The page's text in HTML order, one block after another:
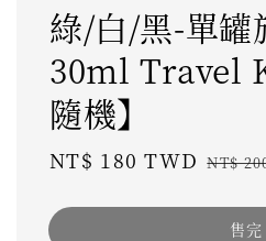
綠/白/黑-單罐
30ml Travel
隨機】
Sale
NT$ 180 TWD NT$
售完